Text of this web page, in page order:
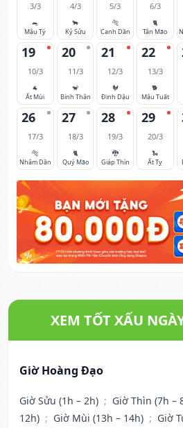
3/3
🐀
Mậu Tý
4/3
🐂
Kỷ Sửu
5/3
🐅
Canh Dần
6/3
🐈
Tân Mão
19
10/3
🐐
Ất Mùi
20
11/3
🐒
Bính Thân
21
12/3
🐓
Đinh Dậu
22
13/3
🐕
Mậu Tuất
26
17/3
🐅
Nhâm Dần
27
18/3
🐈
Quý Mão
28
19/3
🐉
Giáp Thìn
29
20/3
🐍
Ất Tỵ
XEM TỐT XẤU
Giờ Hoàng Đạo
Giờ Sửu (1h – 2h) ; Giờ Thìn (7h –
12h) ; Giờ Mùi (13h – 14h) ; Giờ